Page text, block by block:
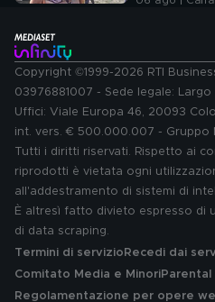
Copyright ©1999-2026 RTI
03976881007 - Sede legale:
Uffici: Viale Europa 46, 20093
int. vers. € 500.000.007 - Gruppo
Tutti i diritti riservati. Rispetto ai
riprodotti è vietata ogni
all'addestramento di sistemi di
È altresì fatto divieto espresso di
di data scraping.
Termini di servizio Recedi dai
Comitato Media e MinoriParental
Regolamentazione per opere